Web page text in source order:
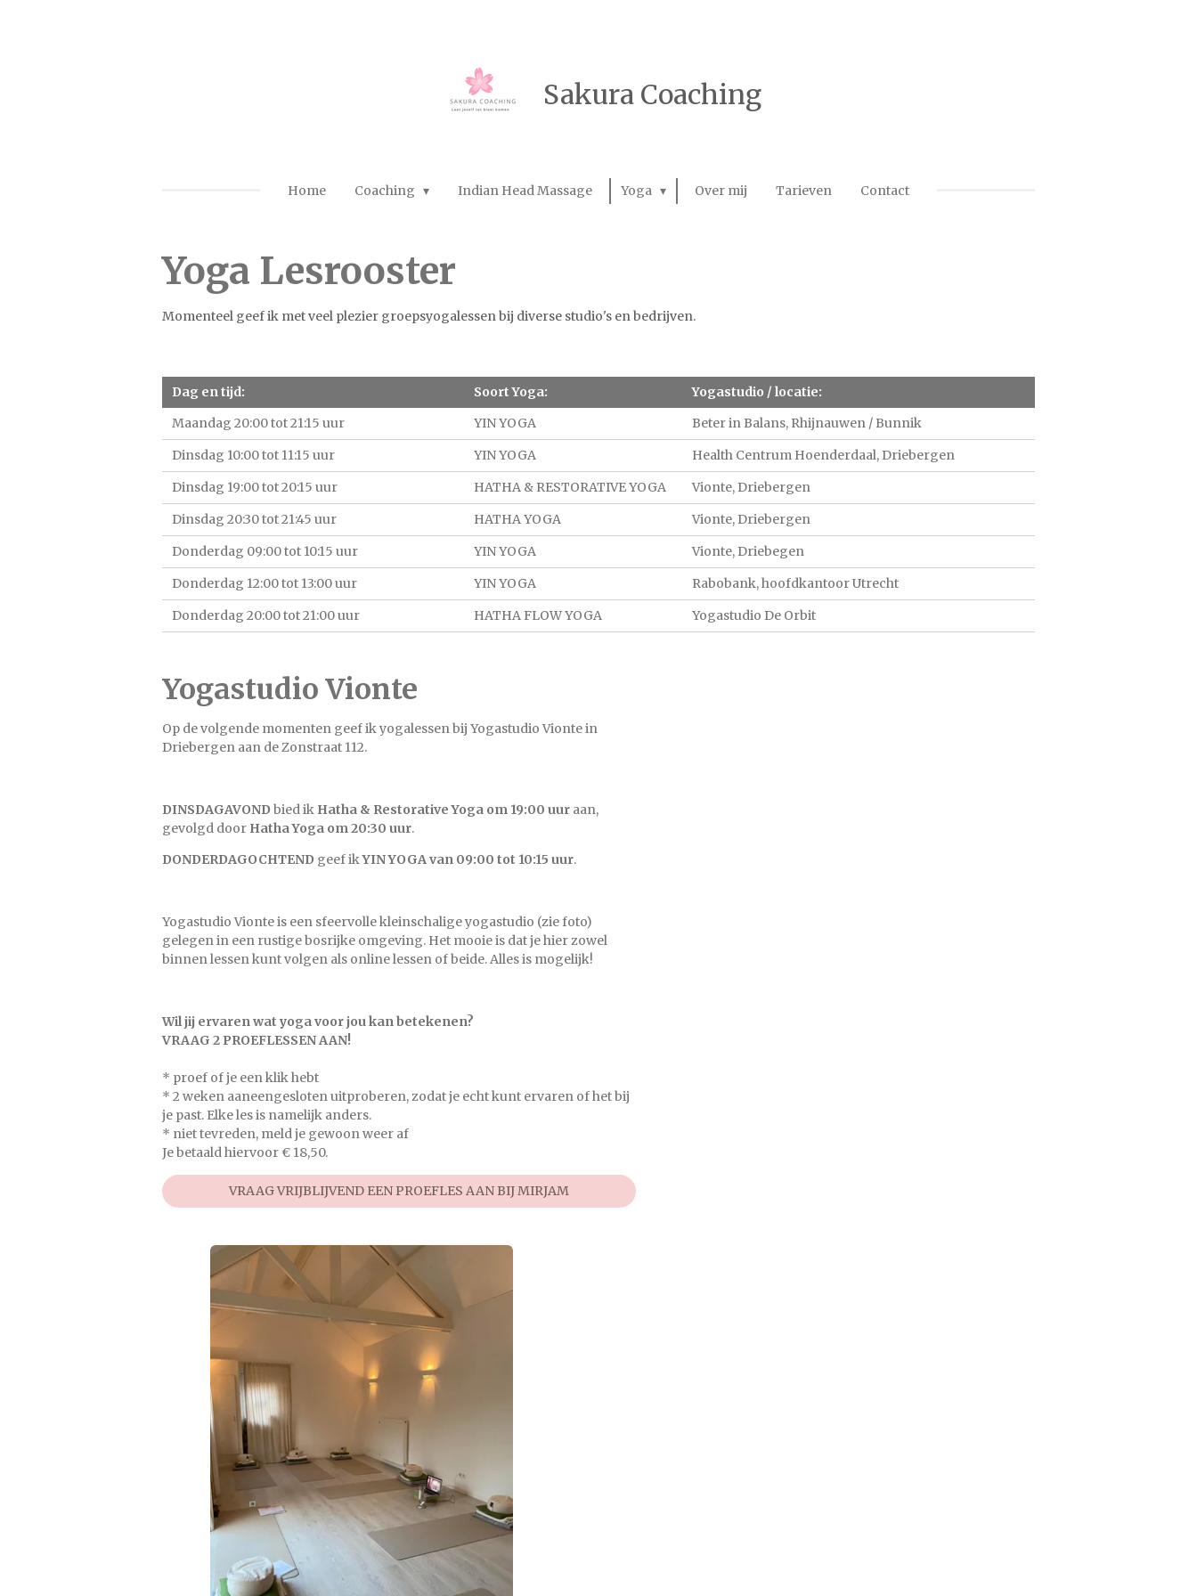
Sakura Coaching
Home Coaching Indian Head Massage Yoga Over mij Tarieven Contact
Yoga Lesrooster
Momenteel geef ik met veel plezier groepsyogalessen bij diverse studio's en bedrijven.
Dag en tijd: Soort Yoga:
Yogastudio / locatie:
Maandag 20:00 tot 21:15 uur
YIN YOGA
Beter in Balans, Rhijnauwen / Bunnik
Dinsdag 10:00 tot 11:15 uur
YIN YOGA
Health Centrum Hoenderdaal, Driebergen
Dinsdag 19:00 tot 20:15 uur
HATHA & RESTORATIVE YOGA
Vionte, Driebergen
Dinsdag 20:30 tot 21:45 uur
HATHA YOGA
Vionte, Driebergen
Donderdag 09:00 tot 10:15 uur
YIN YOGA
Vionte, Driebegen
Donderdag 12:00 tot 13:00 uur
YIN YOGA
Rabobank, hoofdkantoor Utrecht
Donderdag 20:00 tot 21:00 uur
HATHA FLOW YOGA Yogastudio De Orbit
Yogastudio Vionte
Op de volgende momenten geef ik yogalessen bij Yogastudio Vionte in
Driebergen aan de Zonstraat 112.
DINSDAGAVOND bied ik Hatha & Restorative Yoga om 19:00 uur aan,
gevolgd door Hatha Yoga om 20:30 uur.
DONDERDAGOCHTEND geef ikYIN YOGA van 09:00 tot 10:15 uur.
Yogastudio Vionte is een sfeervolle kleinschalige yogastudio (zie foto)
gelegen in een rustige bosrijke omgeving. Het mooie is dat je hier zowel
binnen lessen kunt volgen als online lessen of beide. Alles is mogelijk!
Wil jij ervaren wat yoga voor jou kan betekenen?
VRAAG 2 PROEFLESSEN AAN!
* proef of je een klik hebt
* 2 weken aaneengesloten uitproberen, zodat je echt kunt ervaren of het bij
je past. Elke les is namelijk anders.
* niet tevreden, meld je gewoon weer af
Je betaald hiervoor € 18,50.
VRAAG VRIJBLIJVEND EEN PROEFLES AAN BIJ MIRJAM